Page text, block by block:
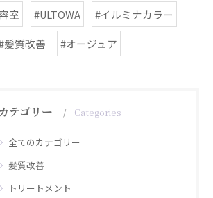
室 #ULTOWA
#イルミナカラー
髪質改善
#オージュア
カテゴリー Categories
全てのカテゴリー
髪質改善
トリートメント